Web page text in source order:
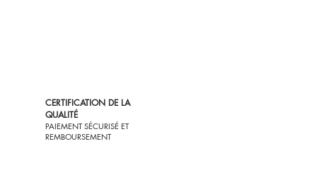
CERTIFICATION DE LA
QUALITÉ
PAIEMENT SÉCURISÉ ET
REMBOURSEMENT